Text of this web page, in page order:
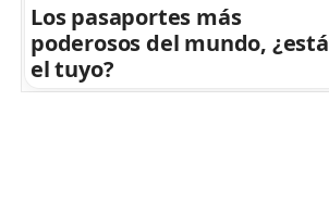
Los pasaportes más
poderosos del mundo, ¿está
el tuyo?